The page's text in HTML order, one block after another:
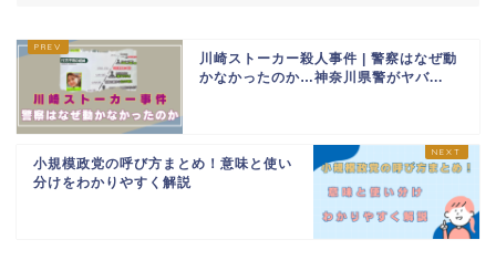
川崎ストーカー殺人事件 | 警察はなぜ動
かなかったのか…神奈川県警がヤバ...
小規模政党の呼び方まとめ！意味と使い
分けをわかりやすく解説